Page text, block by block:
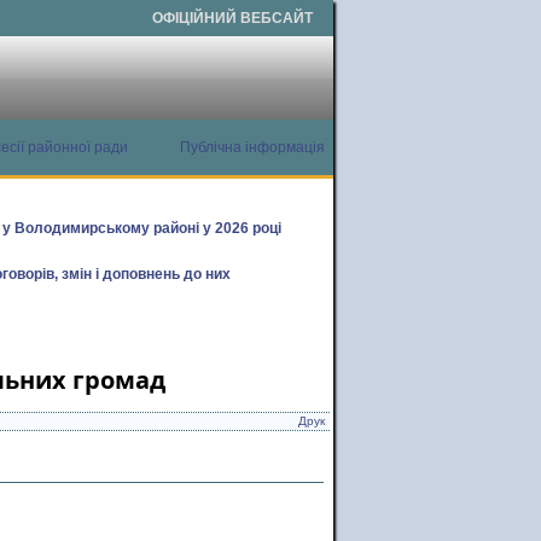
ОФІЦІЙНИЙ ВЕБСАЙТ
районної ради
Публічна інформація
у Володимирському районі у 2026 році
змін і доповнень до них
громад
Друк